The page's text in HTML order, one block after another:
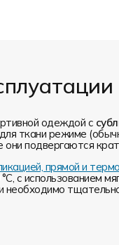
одеждой с
ткани режиме
подвергаются
прямой и
с использованием
необходимо